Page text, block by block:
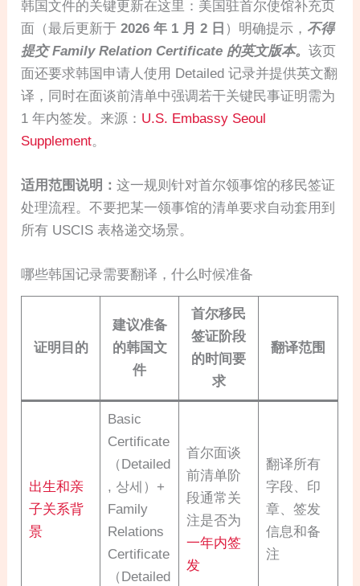
韩国文件的关键更新在这里：美国驻首尔使馆补充页
面（最后更新于2026 年 1 月 2 日 ）明确提示， 不得
提交 Family Relation Certificate 的英文版本。该页
面还要求韩国申请人使用 Detailed 记录并提供英文翻
译，同时在面谈前清单中强调若干关键民事证明需为
1 年内签发。来源： U.S. Embassy Seoul
Supplement。
适用范围说明：这一规则针对首尔领事馆的移民签证
处理流程。不要把某一领事馆的清单要求自动套用到
所有 USCIS 表格递交场景。
哪些韩国记录需要翻译，什么时候准备
证明目的
建议准备
的韩国文
件
首尔移民
签证阶段
的时间要
求
翻译范围
出生和亲
子关系背
景
Basic
Certificate
（Detailed
, 상세）+
Family
Relations
Certificate
（Detailed
首尔面谈
前清单阶
段通常关
注是否为
一年内签
发
翻译所有
字段、印
章、签发
信息和备
注